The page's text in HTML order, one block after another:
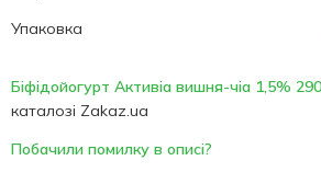
Упаковка
Біфідойогурт Активіа вишня-чіа 1,5%
каталозі Zakaz.ua
Побачили помилку в описі?